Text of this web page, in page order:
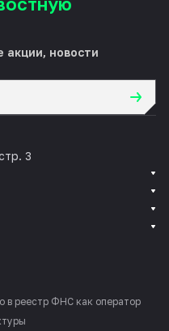
акции, новости
3
в реестр ФНС как оператор